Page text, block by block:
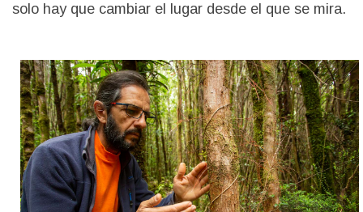
solo hay que cambiar el lugar desde el que se mira.